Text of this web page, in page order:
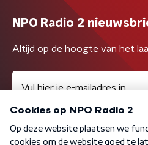
NPO Radio 2
Altijd op de hoogte van het